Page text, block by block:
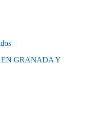
GRANADA Y